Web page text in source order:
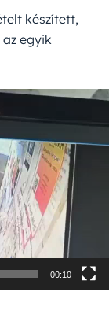
készített,
egyik
00:10